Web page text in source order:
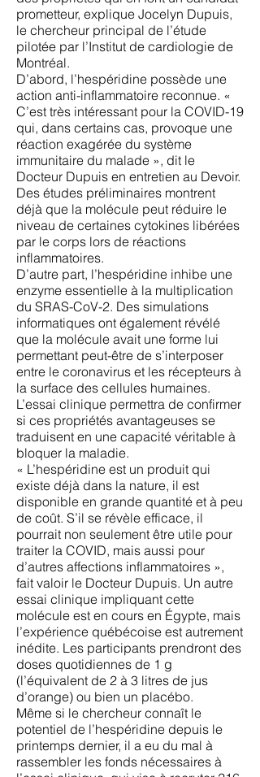
prometteur, explique Jocelyn Dupuis,
le chercheur principal de l’étude
pilotée par l’Institut de cardiologie de
Montréal.
D’abord, l’hespéridine possède une
action anti-inflammatoire reconnue. «
C’est très intéressant pour la COVID-19
qui, dans certains cas, provoque une
réaction exagérée du système
immunitaire du malade », dit le
Docteur Dupuis en entretien au Devoir.
Des études préliminaires montrent
déjà que la molécule peut réduire le
niveau de certaines cytokines libérées
par le corps lors de réactions
inflammatoires.
D’autre part, l’hespéridine inhibe une
enzyme essentielle à la multiplication
du SRAS-CoV-2. Des simulations
informatiques ont également révélé
que la molécule avait une forme lui
permettant peut-être de s’interposer
entre le coronavirus et les récepteurs à
la surface des cellules humaines.
L’essai clinique permettra de confirmer
si ces propriétés avantageuses se
traduisent en une capacité véritable à
bloquer la maladie.
« L’hespéridine est un produit qui
existe déjà dans la nature, il est
disponible en grande quantité et à peu
de coût. S’il se révèle efficace, il
pourrait non seulement être utile pour
traiter la COVID, mais aussi pour
d’autres affections inflammatoires »,
fait valoir le Docteur Dupuis. Un autre
essai clinique impliquant cette
molécule est en cours en Égypte, mais
l’expérience québécoise est autrement
inédite. Les participants prendront des
doses quotidiennes de 1 g
(l’équivalent de 2 à 3 litres de jus
d’orange) ou bien un placébo.
Même si le chercheur connaît le
potentiel de l’hespéridine depuis le
printemps dernier, il a eu du mal à
rassembler les fonds nécessaires à